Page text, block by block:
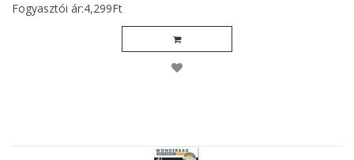
Fogyasztói ár:4,299Ft